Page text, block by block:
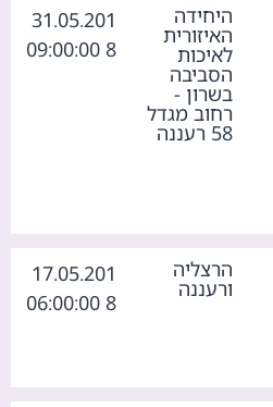
היחידה
האיזורית
לאיכות
הסביבה
בשרון -
רחוב מגדל
58 רעננה
31.05.201
8 09:00:00
הרצליה
ורעננה
17.05.201
8 06:00:00